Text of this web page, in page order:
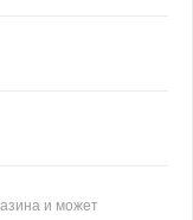
и может